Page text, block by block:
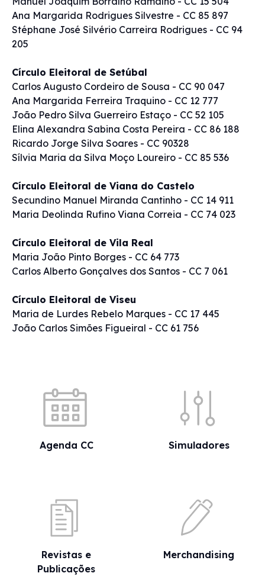
Ana Margarida Rodrigues Silvestre - CC 85 897
Stéphane José Silvério Carreira Rodrigues - CC 94
205
Círculo Eleitoral de Setúbal
Carlos Augusto Cordeiro de Sousa - CC 90 047
Ana Margarida Ferreira Traquino - CC 12 777
João Pedro Silva Guerreiro Estaço - CC 52 105
Elina Alexandra Sabina Costa Pereira - CC 86 188
Ricardo Jorge Silva Soares - CC 90328
Sílvia Maria da Silva Moço Loureiro - CC 85 536
Círculo Eleitoral de Viana do Castelo
Secundino Manuel Miranda Cantinho - CC 14 911
Maria Deolinda Rufino Viana Correia - CC 74 023
Círculo Eleitoral de Vila Real
Maria João Pinto Borges - CC 64 773
Carlos Alberto Gonçalves dos Santos - CC 7 061
Círculo Eleitoral de Viseu
Maria de Lurdes Rebelo Marques - CC 17 445
João Carlos Simões Figueiral - CC 61 756
Agenda CC Simuladores
Revistas e
Publicações
Merchandising